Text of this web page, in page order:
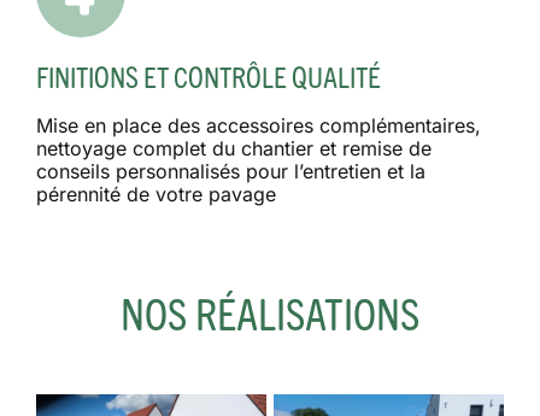
FINITIONS ET CONTRÔLE QUALITÉ
Mise en place des accessoires complémentaires,
nettoyage complet du chantier et remise de
conseils personnalisés pour l’entretien et la
pérennité de votre pavage
NOS RÉALISATIONS